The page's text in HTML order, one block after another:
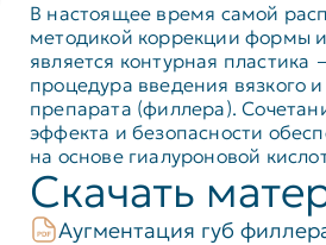
В настоящее время самой
методикой коррекции формы
является контурная
процедура введения вязкого
препарата (филлера).
эффекта и безопасности
на основе гиалуроновой
Скачать
Аугментация губ